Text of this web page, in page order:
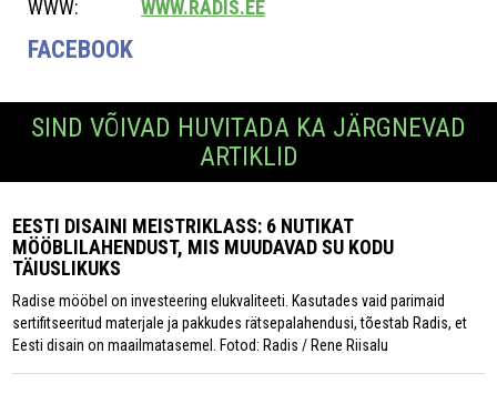
WWW: WWW.RADIS.EE
FACEBOOK
SIND VÕIVAD HUVITADA KA JÄRGNEVAD
ARTIKLID
EESTI DISAINI MEISTRIKLASS: 6 NUTIKAT
MÖÖBLILAHENDUST, MIS MUUDAVAD SU KODU
TÄIUSLIKUKS
Radise mööbel on investeering elukvaliteeti. Kasutades vaid parimaid
sertifitseeritud materjale ja pakkudes rätsepalahendusi, tõestab Radis, et
Eesti disain on maailmatasemel. Fotod: Radis / Rene Riisalu